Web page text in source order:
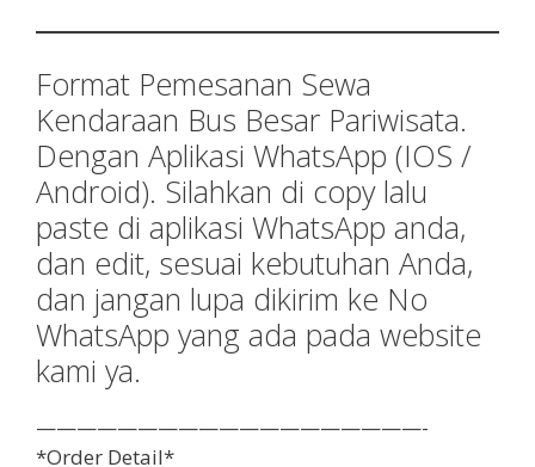
Format Pemesanan Sewa
Kendaraan Bus Besar Pariwisata.
Dengan Aplikasi WhatsApp (IOS /
Android). Silahkan di copy lalu
paste di aplikasi WhatsApp anda,
dan edit, sesuai kebutuhan Anda,
dan jangan lupa dikirim ke No
WhatsApp yang ada pada website
kami ya.
———————————————————-
*Order Detail*